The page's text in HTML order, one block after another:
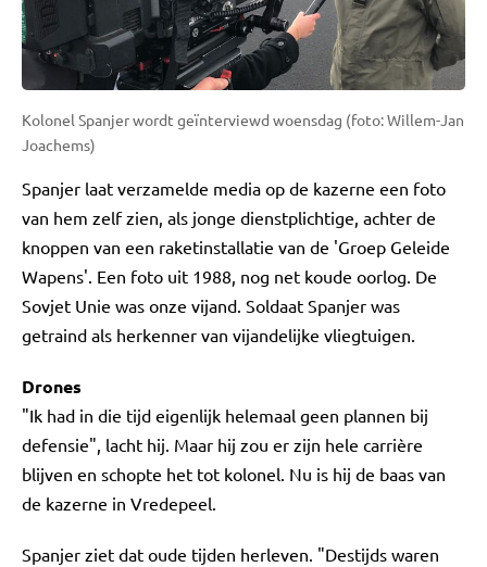
Kolonel Spanjer wordt geïnterviewd woensdag (foto: Willem-Jan
Joachems)
Spanjer laat verzamelde media op de kazerne een foto
van hem zelf zien, als jonge dienstplichtige, achter de
knoppen van een raketinstallatie van de 'Groep Geleide
Wapens'. Een foto uit 1988, nog net koude oorlog. De
Sovjet Unie was onze vijand. Soldaat Spanjer was
getraind als herkenner van vijandelijke vliegtuigen.
Drones
"Ik had in die tijd eigenlijk helemaal geen plannen bij
defensie", lacht hij. Maar hij zou er zijn hele carrière
blijven en schopte het tot kolonel. Nu is hij de baas van
de kazerne in Vredepeel.
Spanjer ziet dat oude tijden herleven. "Destijds waren